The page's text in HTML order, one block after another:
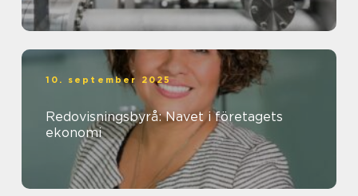
10. september 2025
Redovisningsbyrå: Navet i företagets
ekonomi